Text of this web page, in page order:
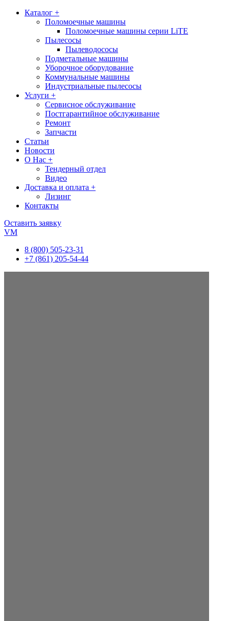
Каталог +
Поломоечные машины
Поломоечные машины серии LiTE
Пылесосы
Пылеводососы
Подметальные машины
Уборочное оборудование
Коммунальные машины
Индустриальные пылесосы
Услуги +
Сервисное обслуживание
Постгарантийное обслуживание
Ремонт
Запчасти
Статьи
Новости
О Нас +
Тендерный отдел
Видео
Доставка и оплата +
Лизинг
Контакты
Оставить заявку
VM
8 (800) 505-23-31
+7 (861) 205-54-44